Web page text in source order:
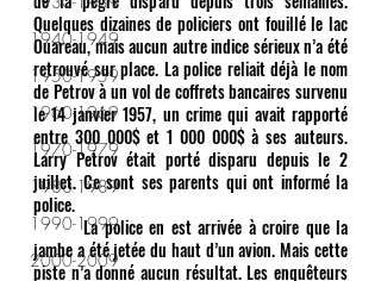
1940-1949
1950-1959
1960-1969
1970-1979
1980-1989
1990-1999
2000-2009
Quelques dizaines de policiers ont fouillé le lac
Ouareau, mais aucun autre indice sérieux n’a été
retrouvé sur place. La police reliait déjà le nom
de Petrov à un vol de coffrets bancaires survenu
le 14 janvier 1957, un crime qui avait rapporté
entre 300 000$ et 1 000 000$ à ses auteurs.
Larry Petrov était porté disparu depuis le 2
juillet. Ce sont ses parents qui ont informé la
police.
	La police en est arrivée à croire que la
jambe a été jetée du haut d’un avion. Mais cette
piste n’a donné aucun résultat. Les enquêteurs